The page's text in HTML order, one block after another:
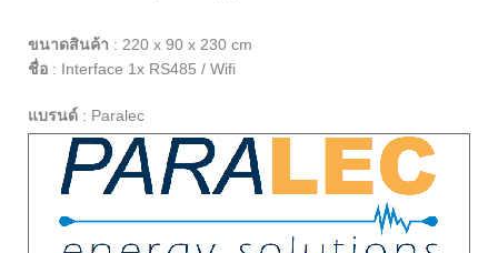
ขนาดสินค้า : 220 x 90 x 230 cm
ชื่อ : Interface 1x RS485 / Wifi
แบรนด์ : Paralec